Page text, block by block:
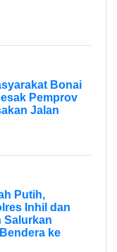
Bonai
Pemprov
Jalan
Putih,
Inhil dan
Salurkan
ke